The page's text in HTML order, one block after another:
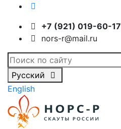
+7 (921) 019-60-17
nors-r@mail.ru
Русский
English